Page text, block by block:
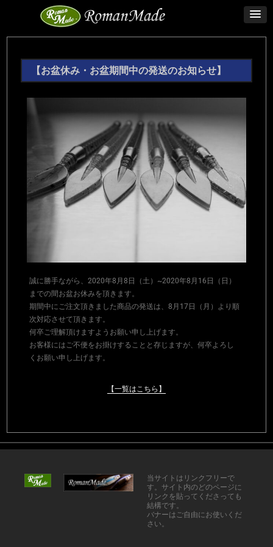
【お盆休み・お盆期間中の発送のお知らせ】
誠に勝手ながら、2020年8月8日（土）~2020年8月16日（日）
までの間お盆お休みを頂きます。
期間中にご注文頂きました商品の発送は、8月17日（月）より順
次対応させて頂きます。
何卒ご理解頂けますようお願い申し上げます。
お客様にはご不便をお掛けすることと存じますが、何卒よろし
くお願い申し上げます。
【一覧はこちら】
当サイトはリンクフリーで
す。サイト内のどのページに
リンクを貼ってくださっても
結構です。
バナーはご自由にお使いくだ
さい。